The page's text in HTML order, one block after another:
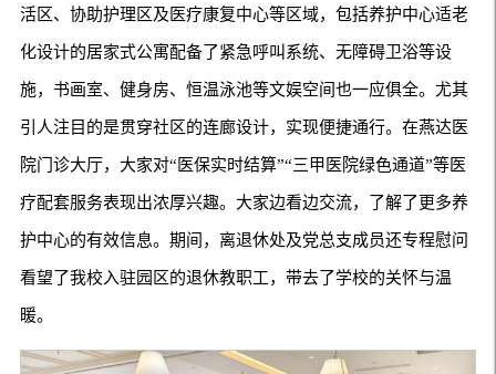
活区、协助护理区及医疗康复中心等区域，包括养护中心适老
化设计的居家式公寓配备了紧急呼叫系统、无障碍卫浴等设
施，书画室、健身房、恒温泳池等文娱空间也一应俱全。尤其
引人注目的是贯穿社区的连廊设计，实现便捷通行。在燕达医
院门诊大厅，大家对“医保实时结算”“三甲医院绿色通道”等医
疗配套服务表现出浓厚兴趣。大家边看边交流，了解了更多养
护中心的有效信息。期间，离退休处及党总支成员还专程慰问
看望了我校入驻园区的退休教职工，带去了学校的关怀与温
暖。